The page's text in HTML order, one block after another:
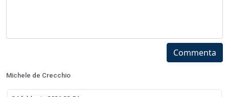
Commenta
Michele de Crecchio